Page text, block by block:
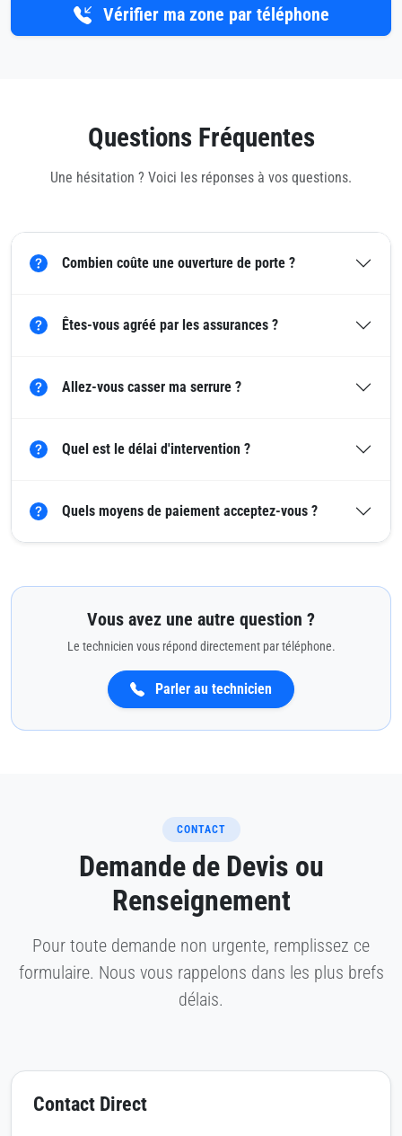
Vérifier ma zone par téléphone
Questions Fréquentes
Une hésitation ? Voici les réponses à vos questions.
Combien coûte une ouverture de porte ?
Êtes-vous agréé par les assurances ?
Allez-vous casser ma serrure ?
Quel est le délai d'intervention ?
Quels moyens de paiement acceptez-vous ?
Vous avez une autre question ?
Le technicien vous répond directement par téléphone.
Parler au technicien
CONTACT
Demande de Devis ou
Renseignement
Pour toute demande non urgente, remplissez ce
formulaire. Nous vous rappelons dans les plus brefs
délais.
Contact Direct